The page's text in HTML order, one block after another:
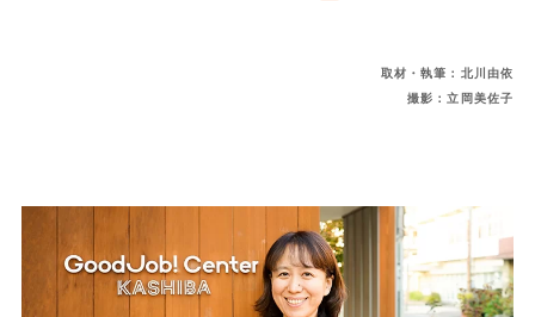
取材・執筆：北川由依
撮影：立岡美佐子